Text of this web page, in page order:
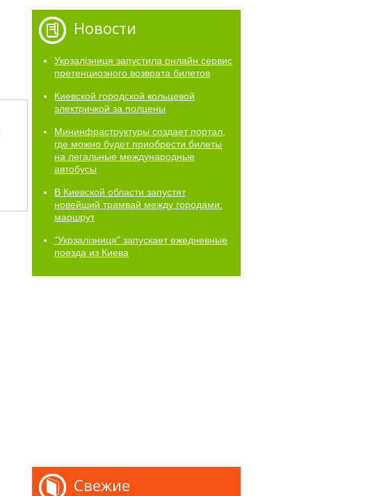
Новости
Укрзалізниця запустила онлайн сервис
претенциозного возврата билетов
Киевской городской кольцевой
электричкой за полцены
Мининфраструктуры создает портал,
где можно будет приобрести билеты
на легальные международные
автобусы
В Киевской области запустят
новейший трамвай между городами:
маршрут
"Укрзалізниця" запускает ежедневные
поезда из Киева
Свежие